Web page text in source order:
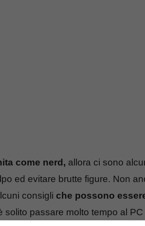
come nerd, allora ci sono
ed evitare brutte figure. Non
consigli che possono
solito passare molto tempo al